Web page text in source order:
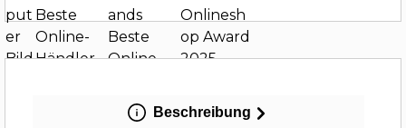
Beschreibung